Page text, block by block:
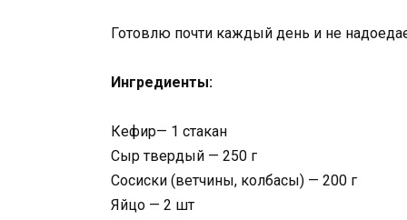
Готовлю почти каждый день и не
Ингредиенты:
Кефир— 1 стакан
Сыр твердый — 250 г
Сосиски (ветчины, колбасы) — 200 г
Яйцо — 2 шт